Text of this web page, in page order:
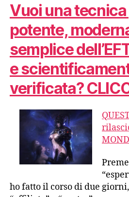
Vuoi una
potente,
semplice
e
verificata?
ho fatto il corso di due